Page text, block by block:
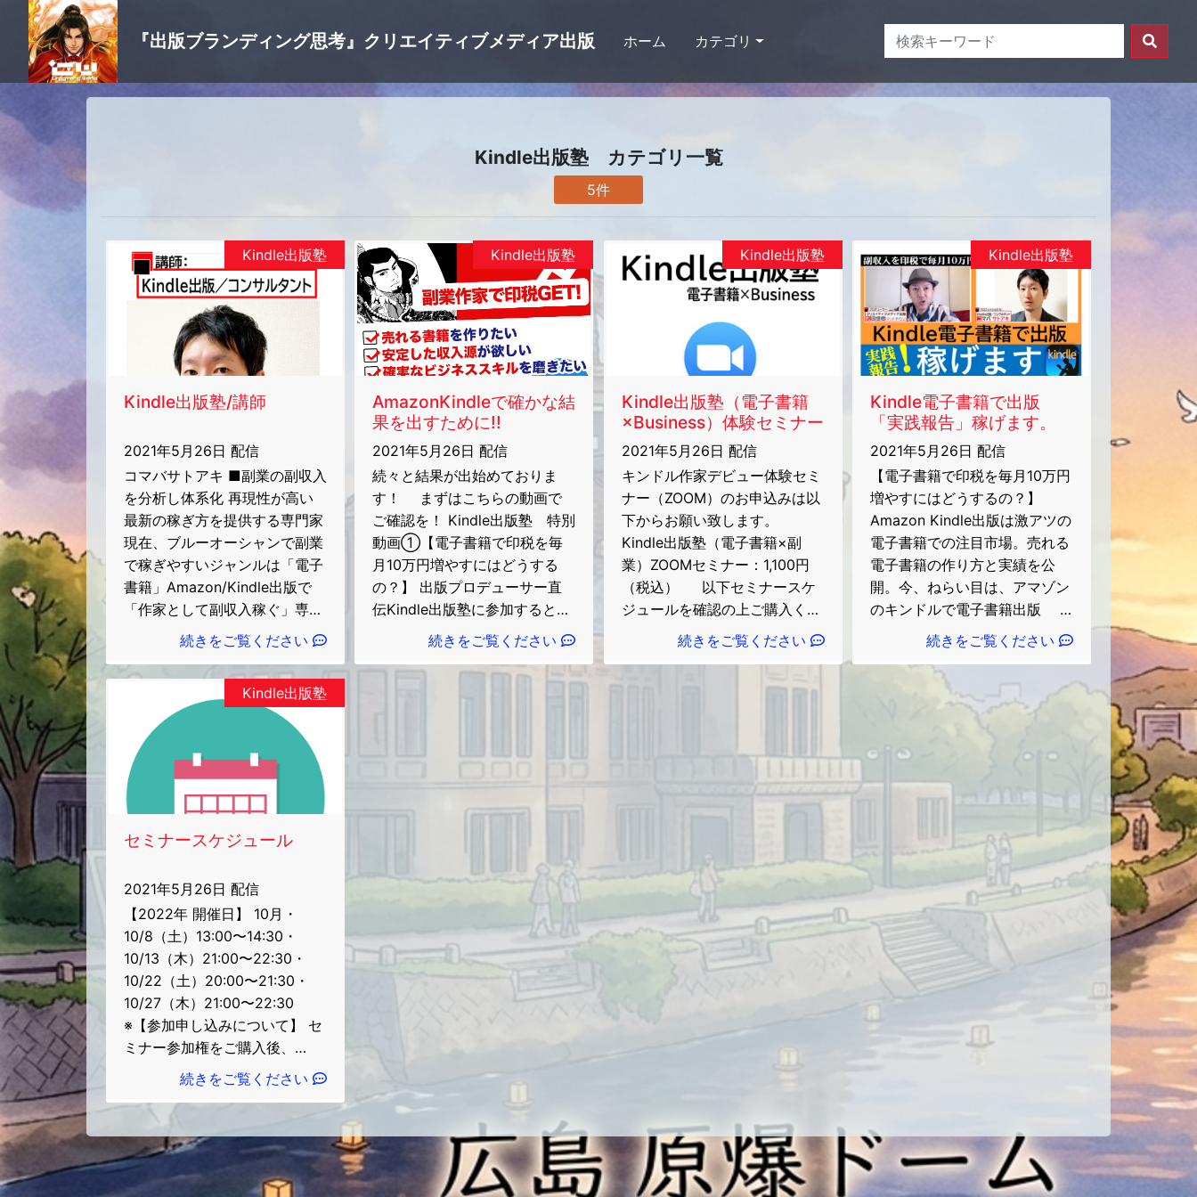
『出版ブランディング思考』クリエイティブメディア出版 ホーム カテゴリ
Kindle出版塾 カテゴリ一覧
5件
Kindle出版塾
Kindle出版塾/講師
2021年5月26日 配信
コマバサトアキ ■副業の副収入
を分析し体系化 再現性が高い
最新の稼ぎ方を提供する専門家
現在、ブルーオーシャンで副業
で稼ぎやすいジャンルは「電子
書籍」Amazon/Kindle出版で
「作家として副収入稼ぐ」専門
家として活躍中 ■実績 2020年
3月よりAmazon/Kindleより電
子書籍を出版。 2021年1月には
100タイトルを超える著書を上
梓。ベストセラー6冊。 作家と
して月額10万円を超える印税収
入を継続的に得る（2020年12
月現在）。 「副収入を増や
す」をモットーに再現性があり
実践できるノウハウを提供中。
続きをご覧ください
Kindle出版塾
AmazonKindleで確かな結
果を出すために!!
2021年5月26日 配信
続々と結果が出始めておりま
す！ まずはこちらの動画で
ご確認を！ Kindle出版塾 特別
動画①【電子書籍で印税を毎
月10万円増やすにはどうする
の？】 出版プロデューサー直
伝Kindle出版塾に参加すると？
作家として確かな実績と印
税が手に入る！
電子書籍
で最速で結果を出せるテンプレ
ートが手に入る！
の高いリスト集客でビジネスが
時代を生き抜くビジネススキル
受講したいと言う方は⬇︎こちら
からご参加ください⬇︎ さら
に！ LINEにて有料級の情報を
続きをご覧ください
Kindle出版塾
Kindle出版塾（電子書籍
×Business）体験セミナー
2021年5月26日 配信
キンドル作家デビュー体験セミ
ナー（ZOOM）のお申込みは以
下からお願い致します。
Kindle出版塾（電子書籍×副
業）ZOOMセミナー：1,100円
（税込） 以下セミナースケ
ジュールを確認の上ご購入くだ
さい。 【必須事項】 Zoom
セミナーに申し込んだ後に、
式にセミナー参加を受諾いたし
続きをご覧ください
Kindle出版塾
Kindle電子書籍で出版
「実践報告」稼げます。
2021年5月26日 配信
【電子書籍で印税を毎月10万円
増やすにはどうするの？】
Amazon Kindle出版は激アツの
電子書籍での注目市場。売れる
電子書籍の作り方と実績を公
開。今、ねらい目は、アマゾン
のキンドルで電子書籍出版
■月に10万円以上を電子書籍で
継続的に収入を得るにはどうし
たらよいか？ 答えは、
Amazon のKindleで電子書籍と
して出版することです。
い、作家さんにとっては稼ぎや
すい市場です。 例えば、
AmazonのKindleで電子書籍を
出版すると、Amazonの読み放
題サービスを利用している読者
の目に留まる機会があれば、そ
れだけで印税売り上 […]
続きをご覧ください
Kindle出版塾
セミナースケジュール
2021年5月26日 配信
【2022年 開催日】 10月・
10/8（土）13:00〜14:30・
10/13（木）21:00〜22:30・
10/22（土）20:00〜21:30・
10/27（木）21:00〜22:30
※【参加申し込みについて】 セ
ミナー参加権をご購入後、
LINEに【参加者名】【参加希望
の日時】をメッセージで送って
ください！ 振り込みと参加者
名を確認した段階でZoomセミ
ナーのURLを返信させていただ
きます。 【参加にあたっ
続きをご覧ください